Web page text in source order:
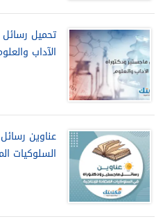
تحميل
الآداب
عناوين
السلوكيات